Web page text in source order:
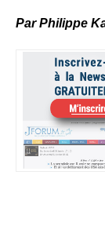
Par Philippe